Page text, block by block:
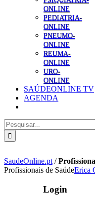
ONLINE
PEDIATRIA-
ONLINE
PNEUMO-
ONLINE
REUMA-
ONLINE
URO-
ONLINE
SAÚDEONLINE TV
AGENDA
Pesquisar
SaudeOnline.pt /
Profissionais de SaúdeErica
Login